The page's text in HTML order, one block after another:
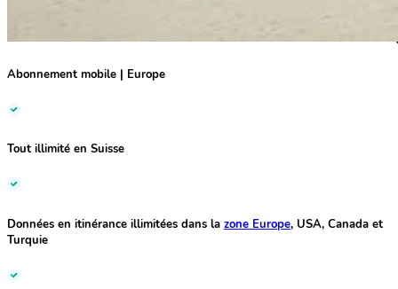
Abonnement mobile | Europe
Tout illimité en Suisse
Données en itinérance illimitées dans la zone Europe, USA, Canada et
Turquie